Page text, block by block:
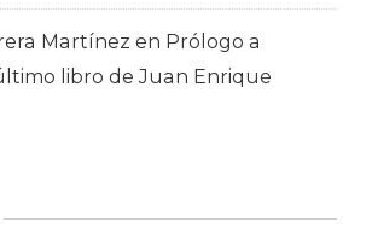
Martínez en Prólogo a
libro de Juan Enrique